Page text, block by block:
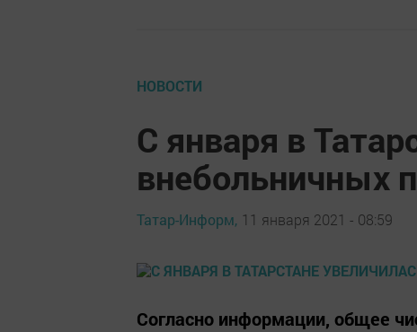
НОВОСТИ
С января в
внебольничных
Татар-Информ, 11 января 2021 - 08:59
Согласно информации, общее